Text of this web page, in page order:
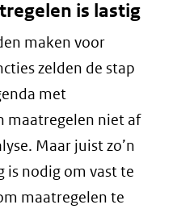
is lastig
maken voor
zelden de stap
met
maatregelen niet af
Maar juist zo’n
nodig om vast te
maatregelen te